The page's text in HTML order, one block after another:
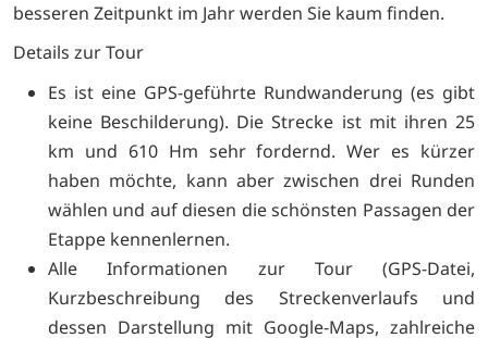
besseren Zeitpunkt im Jahr werden Sie kaum finden.
Details zur Tour
Es ist eine GPS-geführte Rundwanderung (es gibt
keine Beschilderung). Die Strecke ist mit ihren 25
km und 610 Hm sehr fordernd. Wer es kürzer
haben möchte, kann aber zwischen drei Runden
wählen und auf diesen die schönsten Passagen der
Etappe kennenlernen.
Alle Informationen zur Tour (GPS-Datei,
Kurzbeschreibung des Streckenverlaufs und
dessen Darstellung mit Google-Maps, zahlreiche